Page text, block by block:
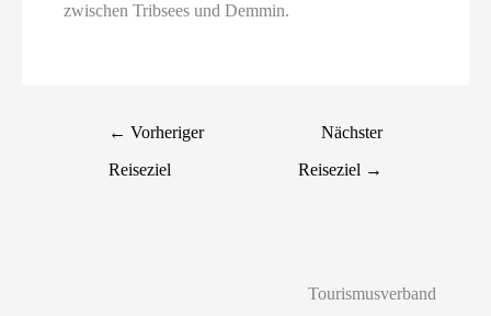
zwischen Tribsees und Demmin.
← Vorheriger
Reiseziel
Nächster
Reiseziel →
Tourismusverband